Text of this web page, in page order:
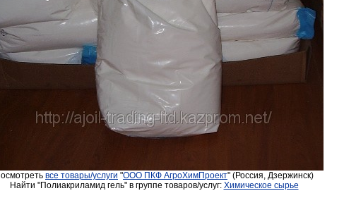
все товары/услуги "ООО ПКФ АгроХимПроект" (Россия, Дзержинск)
Найти "Полиакриламид гель" в группе товаров/услуг: Химическое сырье